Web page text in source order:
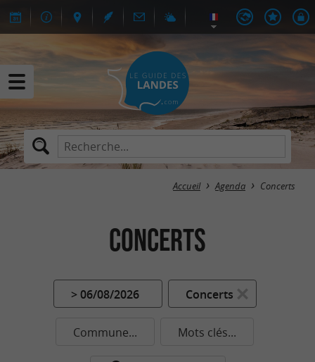
Accueil Agenda Concerts
Concerts
> 06/08/2026 Concerts
Commune... Mots clés...